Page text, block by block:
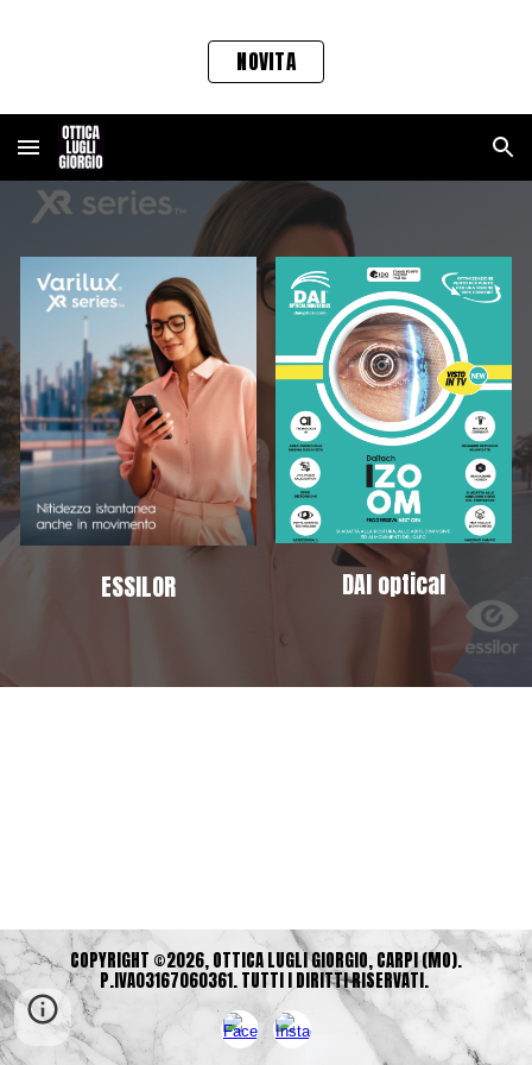
NOVITA
ESSILOR DAI optical
COPYRIGHT ©2026, OTTICA LUGLI GIORGIO, CARPI (MO).
P.IVA03167060361. TUTTI I DIRITTI RISERVATI.